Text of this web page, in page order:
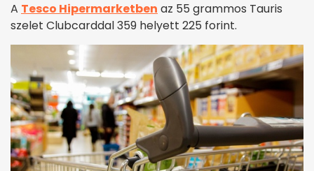
A Tesco Hipermarketben az 55 grammos Tauris
szelet Clubcarddal 359 helyett 225 forint.